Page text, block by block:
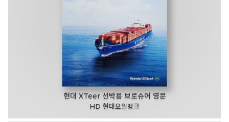
현대 XTeer 선박용 브로슈어 영문
HD 현대오일뱅크